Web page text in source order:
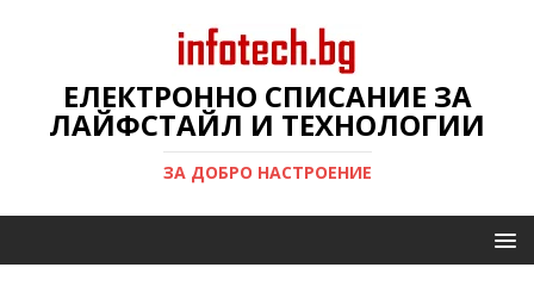
ЕЛЕКТРОННО СПИСАНИЕ ЗА
ЛАЙФСТАЙЛ И ТЕХНОЛОГИИ
ЗА ДОБРО НАСТРОЕНИЕ